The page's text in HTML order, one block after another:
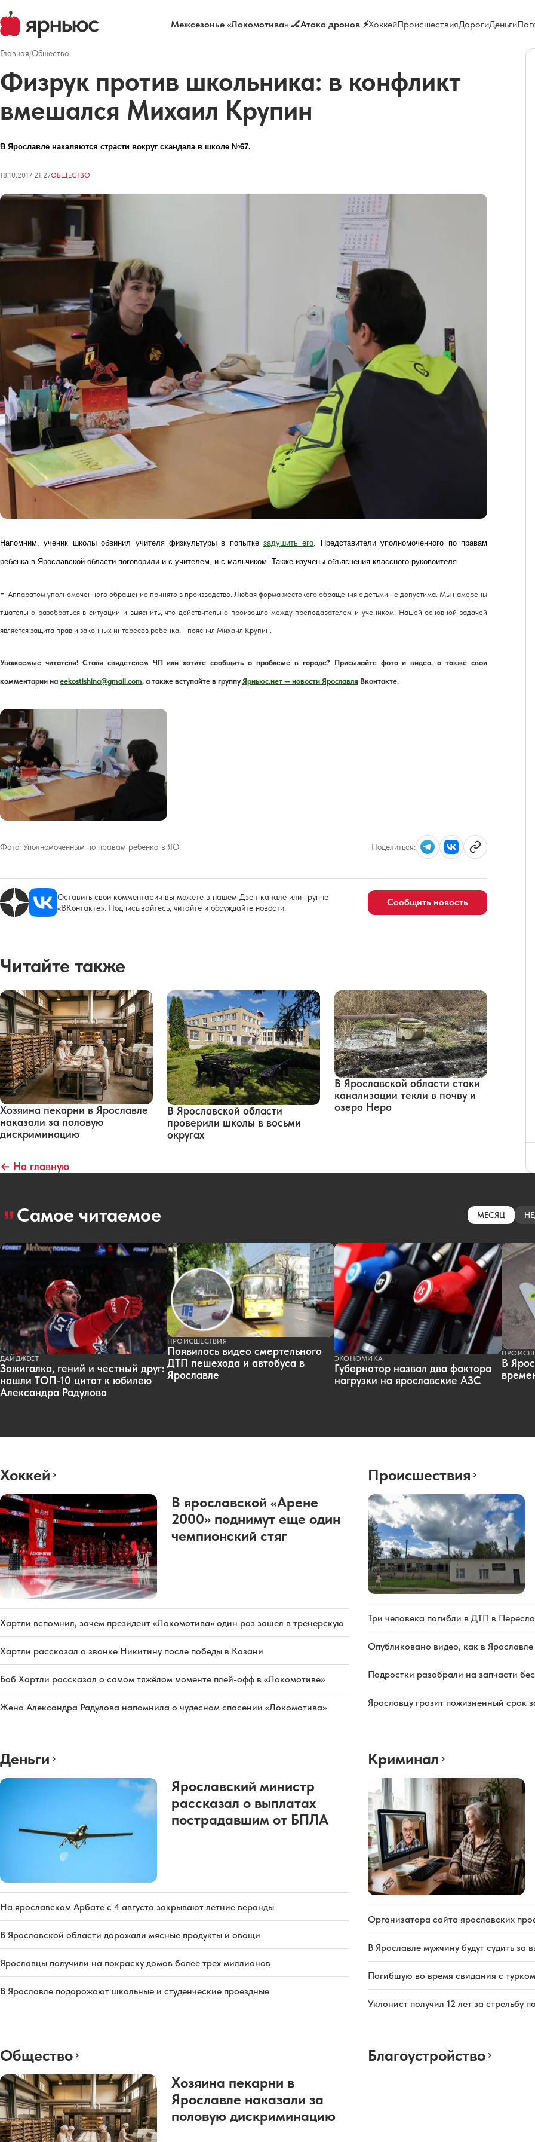
Межсезонье «Локомотива» 🏒Атака дронов ⚡ХоккейПроисшествияДорогиДеньги
Главная/Общество
Физрук против школьника: в конфликт
вмешался Михаил Крупин
В Ярославле накаляются страсти вокруг скандала в школе №67.
18.10.2017 21:27ОБЩЕСТВО
Напомним, ученик школы обвинил учителя физкультуры в попыткезадушить его . Представители уполномоченного по правам
ребенка в Ярославской области поговорили и с учителем, и с мальчиком. Также изучены объяснения классного руковоителя.
- Аппаратом уполномоченного обращение принято в производство. Любая форма жестокого обращения с детьми не допустима. Мы намерены
тщательно разобраться в ситуации и выяснить, что действительно произошло между преподавателем и учеником. Нашей основной задачей
является защита прав и законных интересов ребенка, - пояснил Михаил Крупин.
Уважаемые читатели! Стали свидетелем ЧП или хотите сообщить о проблеме в городе? Присылайте фото и видео, а также свои
комментарии на eekostishina@gmail.com, а также вступайте в группу Ярньюс.нет — новости Ярославля Вконтакте.
Фото: Уполномоченным по правам ребенка в ЯО Поделиться:
Оставить свои комментарии вы можете в нашем Дзен-канале или группе
«ВКонтакте». Подписывайтесь, читайте и обсуждайте новости.
Сообщить новость
Читайте также
Хозяина пекарни в Ярославле
наказали за половую
дискриминацию
В Ярославской области
проверили школы в восьми
округах
В Ярославской области стоки
канализации текли в почву и
озеро Неро
← На главную
Самое читаемое МЕСЯЦ
ДАЙДЖЕСТ
Зажигалка, гений и честный друг:
нашли ТОП-10 цитат к юбилею
Александра Радулова
ПРОИСШЕСТВИЯ
Появилось видео смертельного
ДТП пешехода и автобуса в
Ярославле
ЭКОНОМИКА
Губернатор назвал два фактора
нагрузки на ярославские АЗС
В
Хоккей
В ярославской «Арене
2000» поднимут еще один
чемпионский стяг
Хартли вспомнил, зачем президент «Локомотива» один раз зашел в тренерскую
Хартли рассказал о звонке Никитину после победы в Казани
Боб Хартли рассказал о самом тяжёлом моменте плей-офф в «Локомотиве»
Жена Александра Радулова напомнила о чудесном спасении «Локомотива»
Происшествия
Три человека погибли в ДТП в
Опубликовано видео, как в
Подростки разобрали на запчасти
Ярославцу грозит пожизненный срок
Деньги
Ярославский министр
рассказал о выплатах
пострадавшим от БПЛА
На ярославском Арбате с 4 августа закрывают летние веранды
В Ярославской области дорожали мясные продукты и овощи
Ярославцы получили на покраску домов более трех миллионов
В Ярославле подорожают школьные и студенческие проездные
Криминал
Организатора сайта ярославских
В Ярославле мужчину будут судить за
Погибшую во время свидания с
Уклонист получил 12 лет за стрельбу
Общество
Хозяина пекарни в
Ярославле наказали за
половую дискриминацию
Благоустройство